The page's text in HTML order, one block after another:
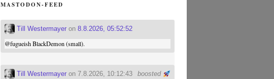
MASTODON-FEED
Till Westermayer on8.8.2026, 05:52:52
@fugueishBlackDemon (small).
boosted
Till Westermayer on 7.8.2026, 10:12:43